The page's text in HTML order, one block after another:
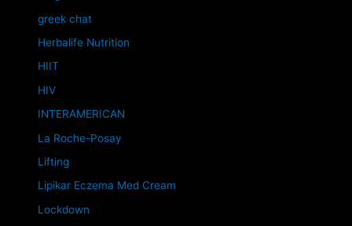
greek chat
Herbalife Nutrition
HIIT
HIV
INTERAMERICAN
La Roche-Posay
Lifting
Lipikar Eczema Med Cream
Lockdown